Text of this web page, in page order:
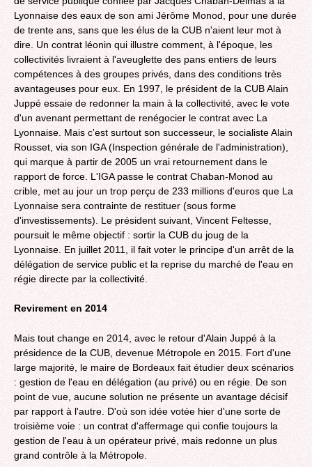
Lyonnaise des eaux de son ami Jérôme Monod, pour une durée
de trente ans, sans que les élus de la CUB n'aient leur mot à
dire. Un contrat léonin qui illustre comment, à l'époque, les
collectivités livraient à l'aveuglette des pans entiers de leurs
compétences à des groupes privés, dans des conditions très
avantageuses pour eux. En 1997, le président de la CUB Alain
Juppé essaie de redonner la main à la collectivité, avec le vote
d'un avenant permettant de renégocier le contrat avec La
Lyonnaise. Mais c'est surtout son successeur, le socialiste Alain
Rousset, via son IGA (Inspection générale de l'administration),
qui marque à partir de 2005 un vrai retournement dans le
rapport de force. L'IGA passe le contrat Chaban-Monod au
crible, met au jour un trop perçu de 233 millions d'euros que La
Lyonnaise sera contrainte de restituer (sous forme
d'investissements). Le président suivant, Vincent Feltesse,
poursuit le même objectif : sortir la CUB du joug de la
Lyonnaise. En juillet 2011, il fait voter le principe d'un arrêt de la
délégation de service public et la reprise du marché de l'eau en
régie directe par la collectivité.
Revirement en 2014
Mais tout change en 2014, avec le retour d'Alain Juppé à la
présidence de la CUB, devenue Métropole en 2015. Fort d'une
large majorité, le maire de Bordeaux fait étudier deux scénarios
: gestion de l'eau en délégation (au privé) ou en régie. De son
point de vue, aucune solution ne présente un avantage décisif
par rapport à l'autre. D'où son idée votée hier d'une sorte de
troisième voie : un contrat d'affermage qui confie toujours la
gestion de l'eau à un opérateur privé, mais redonne un plus
grand contrôle à la Métropole.